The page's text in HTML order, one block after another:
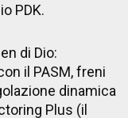
PDK.
di Dio:
il PASM, freni
dinamica
Plus (il